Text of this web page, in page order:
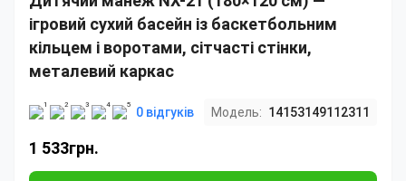
ігровий сухий басейн із баскетбольним
кільцем і воротами, сітчасті стінки,
металевий каркас
0 відгуків Модель: 14153149112311
1 533грн.